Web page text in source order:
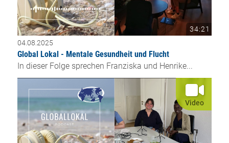
34:21
04.08.2025
Global Lokal - Mentale Gesundheit und Flucht
In dieser Folge sprechen Franziska und Henrike...
Video